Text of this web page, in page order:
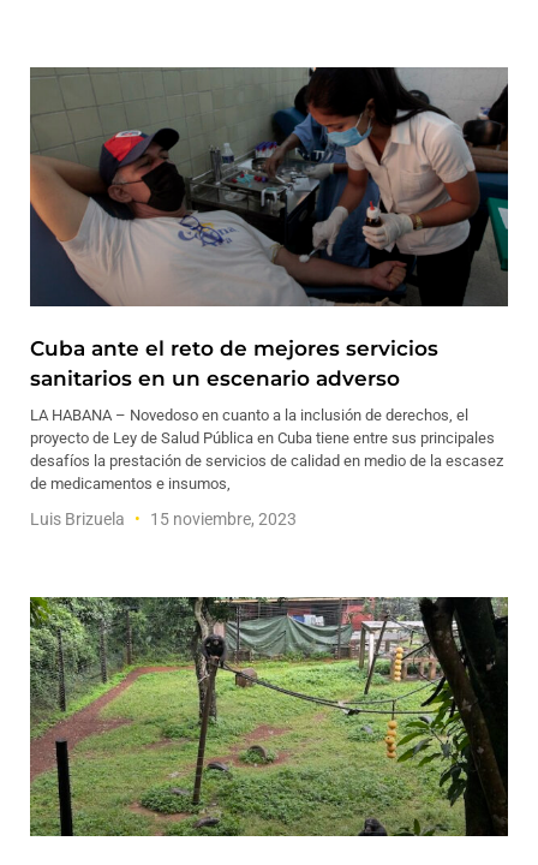
Cuba ante el reto de mejores servicios
sanitarios en un escenario adverso
LA HABANA – Novedoso en cuanto a la inclusión de derechos, el
proyecto de Ley de Salud Pública en Cuba tiene entre sus principales
desafíos la prestación de servicios de calidad en medio de la escasez
de medicamentos e insumos,
Luis Brizuela 15 noviembre, 2023